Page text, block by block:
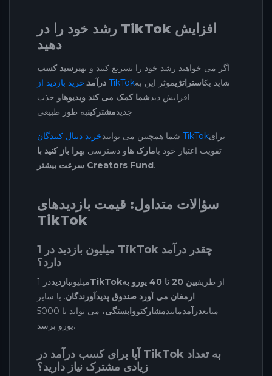
رشد خود را در TikTok افزایش
دهید
اگر می خواهید رشد خود را تسریع کنید و بهبرسید کسب
درآمد, خرید بازدید از TikTok شاید یکاستراتژیموثر این به
افزایش دیدشما کمک می کند ویدیوهاو جذب
جدیدمشترکینبه طور طبیعی
شما همچنین می توانید خرید دنبال کنندگان TikTokبرای
تقویت اعتبار خود بامارک هاو دسترسی بهرا باز کنید با
سرعت بیشتر Creators Fund.
سؤالات متداول: قیمت بازدیدهای
TikTok
1 میلیون بازدید در TikTok چقدر درآمد
دارد؟
1 میلیونبازدیددر TikTok از طریق
بین 20 تا 40 یورو به
ارمغان می آورد صندوق پدیدآورندگان. با سایر
منابعدرآمدمانندمشارکتووابستگی
، می تواند تا 5000
یورو برسد.
آیا برای کسب درآمد در TikTok به تعداد
زیادی مشترک نیاز دارید؟